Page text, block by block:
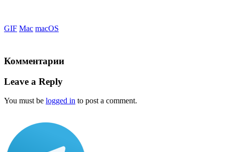
GIF Mac macOS
Комментарии
Leave a Reply
You must be logged in to post a comment.